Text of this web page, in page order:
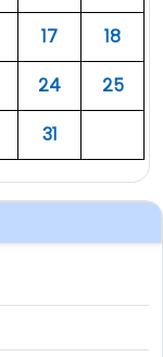
१७
१८
२४
२५
३१